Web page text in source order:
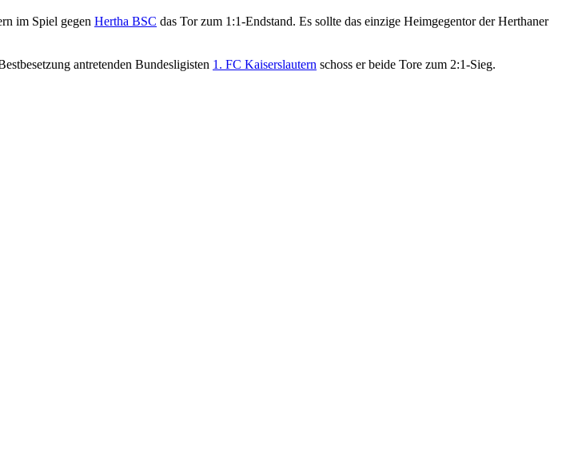
im Spiel gegen Hertha BSC das Tor zum 1:1-Endstand. Es sollte das einzige Heimgegentor der Herthaner
antretenden Bundesligisten 1. FC Kaiserslautern schoss er beide Tore zum 2:1-Sieg.